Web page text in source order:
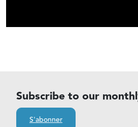
Subscribe to our
S'abonner